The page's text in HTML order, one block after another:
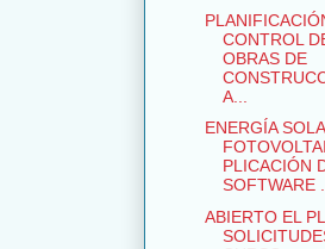
CONTROL
OBRAS DE
A...
ENERGÍA
PLICACIÓN
SOFTWARE ...
ABIERTO EL